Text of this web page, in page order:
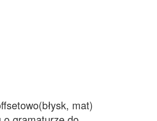
mat)